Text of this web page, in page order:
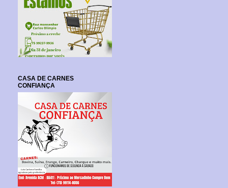
CASA DE CARNES
CONFIANÇA